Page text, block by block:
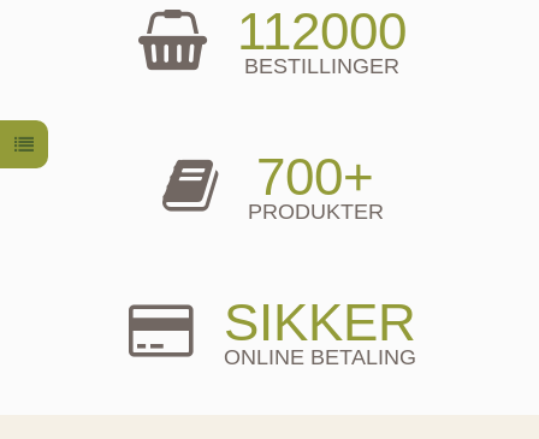
112000
BESTILLINGER
700+
PRODUKTER
SIKKER
ONLINE BETALING